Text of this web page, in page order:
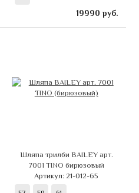
19990 руб.
Шляпа трилби BAILEY арт.
7001 TINO бирюзовый
Артикул: 21-012-65